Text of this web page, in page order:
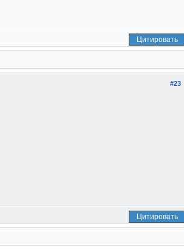
Цитировать
#23
Цитировать